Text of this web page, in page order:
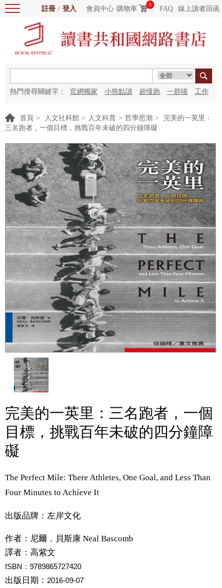
註冊 / 登入 會員中心 購物車
0
FAQ 線上讀者回函
熱門搜尋關鍵字： 官網獨家 小熊點讀 超慢跑 一群喵 工作
首頁 > 人文社科館 > 人文科普 > 哲學思潮 >
完美的一英里：
三名跑者，一個目標，挑戰百年未破的四分鐘障礙
完美的一英里：三名跑者，一個
目標，挑戰百年未破的四分鐘障
礙
The Perfect Mile: There Athletes, One Goal, and Less Than
Four Minutes to Achieve It
出版品牌：左岸文化
作者： 尼爾．貝斯康 Neal Bascomb
譯者： 高紫文
ISBN：9789865727420
出版日期： 2016-09-07